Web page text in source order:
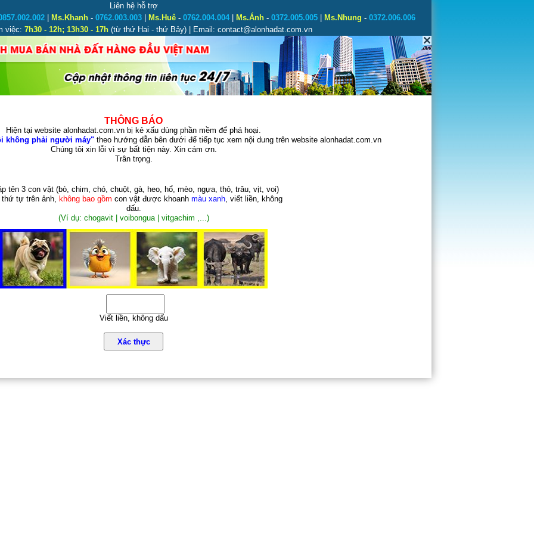
Liên hệ hỗ trợ
| Ms.Khanh- 0762.003.003| Ms.Huê- 0762.004.004| Ms.Ánh- 0372.005.005| Ms.Nhung - 0372.006.006
việc: 7h30 - 12h; 13h30 - 17h(từ thứ Hai - thứ Bảy) | Email: contact@alonhadat.com.vn
THÔNG BÁO
Hiện tại website alonhadat.com.vn bị kẻ xấu dùng phần mềm để phá hoại.
không phải người máy"theo hướng dẫn bên dưới để tiếp tục xem nội dung trên website alonhadat.com.vn
Chúng tôi xin lỗi vì sự bất tiện này. Xin cám ơn.
Trân trọng.
tên 3 con vật (bò, chim, chó, chuột, gà, heo, hổ, mèo, ngựa, thỏ, trâu, vịt, voi)
thứ tự trên ảnh, không bao gồm con vật được khoanh màu xanh, viết liền, không
dấu.
(Ví dụ: chogavit | voibongua | vitgachim ,...)
Viết liền, không dấu
Xác thực